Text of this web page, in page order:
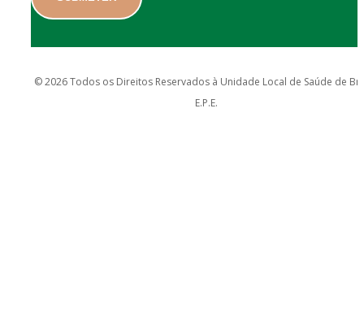
© 2026 Todos os Direitos Reservados à Unidade Local de Saúde de
E.P.E.